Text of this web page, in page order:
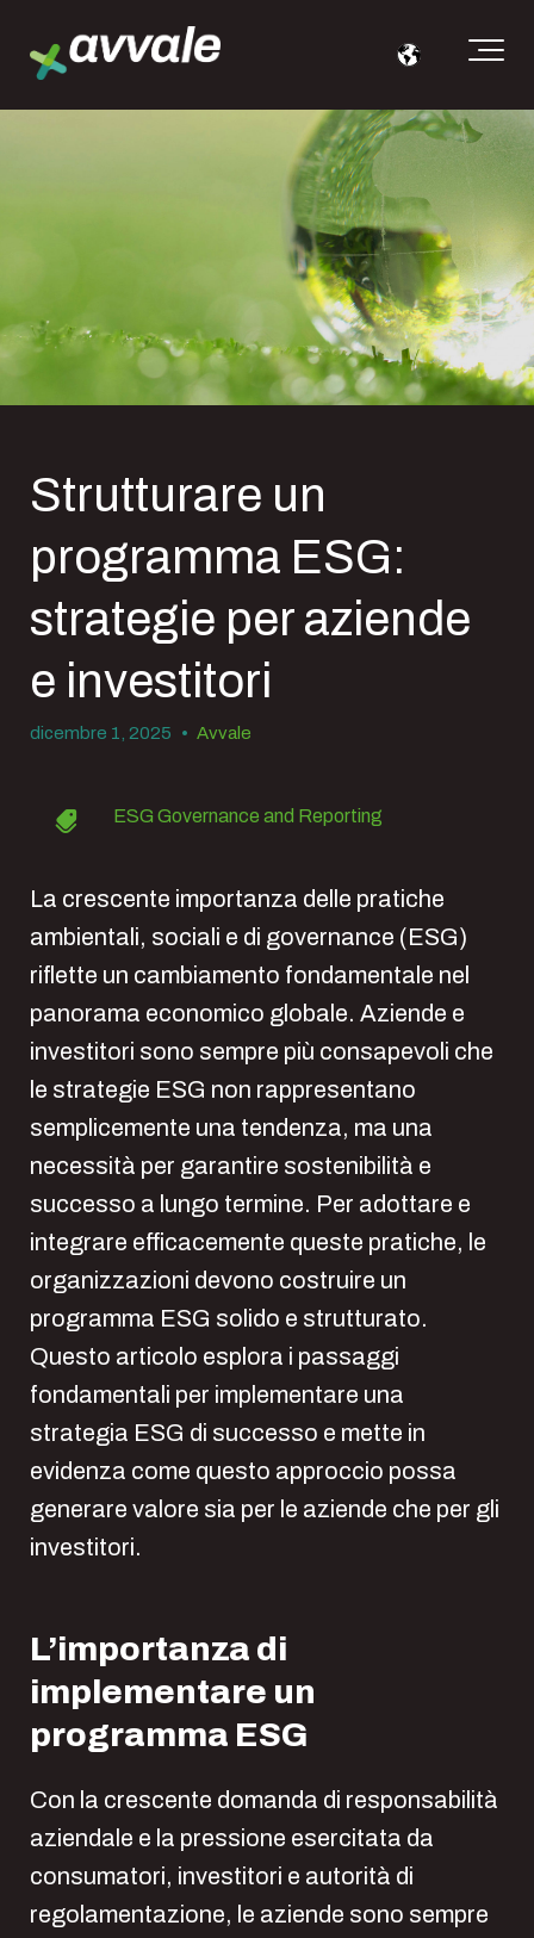
Strutturare un
programma ESG:
strategie per aziende
e investitori
dicembre 1, 2025 • Avvale
ESG Governance and Reporting
La crescente importanza delle pratiche
ambientali, sociali e di governance (ESG)
riflette un cambiamento fondamentale nel
panorama economico globale. Aziende e
investitori sono sempre più consapevoli che
le strategie ESG non rappresentano
semplicemente una tendenza, ma una
necessità per garantire sostenibilità e
successo a lungo termine. Per adottare e
integrare efficacemente queste pratiche, le
organizzazioni devono costruire un
programma ESG solido e strutturato.
Questo articolo esplora i passaggi
fondamentali per implementare una
strategia ESG di successo e mette in
evidenza come questo approccio possa
generare valore sia per le aziende che per gli
investitori.
L’importanza di
implementare un
programma ESG
Con la crescente domanda di responsabilità
aziendale e la pressione esercitata da
consumatori, investitori e autorità di
regolamentazione, le aziende sono sempre